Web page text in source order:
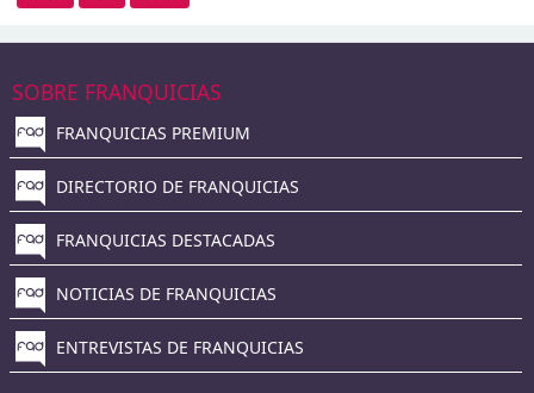
SOBRE FRANQUICIAS
FRANQUICIAS PREMIUM
DIRECTORIO DE FRANQUICIAS
FRANQUICIAS DESTACADAS
NOTICIAS DE FRANQUICIAS
ENTREVISTAS DE FRANQUICIAS